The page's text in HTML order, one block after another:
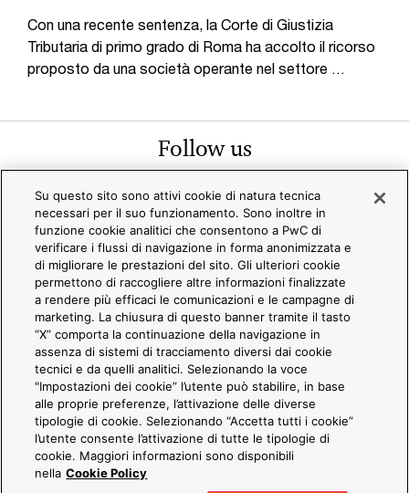
Con una recente sentenza, la Corte di Giustizia
Tributaria di primo grado di Roma ha accolto il ricorso
proposto da una società operante nel settore …
Follow us
PwC. All rights reserved. PwC refers to the PwC network
or one or more of its member firms, each of which is a
entity. Please see www.pwc.com/structure for further
Italia
Policy
e Privacy
Su questo sito sono attivi cookie di natura tecnica
necessari per il suo funzionamento. Sono inoltre in
funzione cookie analitici che consentono a PwC di
verificare i flussi di navigazione in forma anonimizzata e
di migliorare le prestazioni del sito. Gli ulteriori cookie
permettono di raccogliere altre informazioni finalizzate
a rendere più efficaci le comunicazioni e le campagne di
marketing. La chiusura di questo banner tramite il tasto
“X” comporta la continuazione della navigazione in
assenza di sistemi di tracciamento diversi dai cookie
tecnici e da quelli analitici. Selezionando la voce
"Impostazioni dei cookie” l’utente può stabilire, in base
alle proprie preferenze, l’attivazione delle diverse
tipologie di cookie. Selezionando “Accetta tutti i cookie”
l’utente consente l’attivazione di tutte le tipologie di
cookie. Maggiori informazioni sono disponibili
nella Cookie Policy